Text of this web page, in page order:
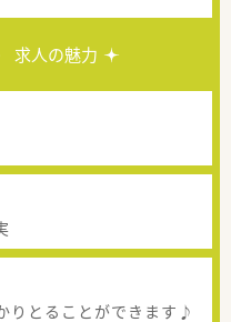
求人の魅力
とることができます♪